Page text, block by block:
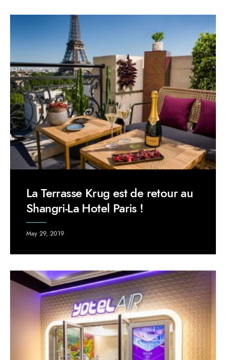
La Terrasse Krug est de retour au
Shangri-La Hotel Paris !
May 29, 2019